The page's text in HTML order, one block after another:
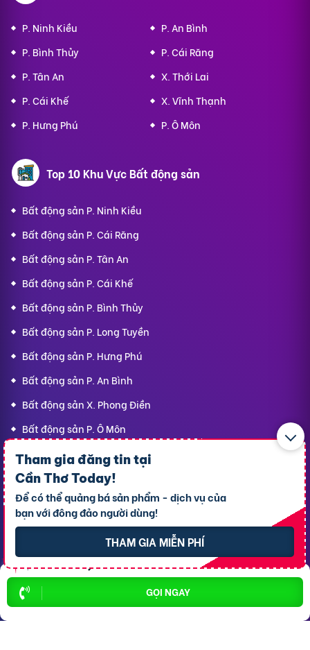
GỌI NGAY
Tham gia đăng tin tại
Cần Thơ Today!
Để có thể quảng bá sản phẩm - dịch vụ của
bạn với đông đảo người dùng!
THAM GIA MIỄN PHÍ
P. Ninh Kiều
P. An Bình
P. Bình Thủy
P. Cái Răng
P. Tân An
X. Thới Lai
P. Cái Khế
X. Vĩnh Thạnh
P. Hưng Phú
P. Ô Môn
Top 10 Khu Vực Bất động sản
Bất động sản P. Ninh Kiều
Bất động sản P. Cái Răng
Bất động sản P. Tân An
Bất động sản P. Cái Khế
Bất động sản P. Bình Thủy
Bất động sản P. Long Tuyền
Bất động sản P. Hưng Phú
Bất động sản P. An Bình
Bất động sản X. Phong Điền
Bất động sản P. Ô Môn
Dịch vụ
thông dụng
Cho thuê xe ôtô
Cho thuê phòng trọ
Xe tải chở thuê
Homestay
khách hàng
Giới thiệu
Thông báo
Bảng giá dịch vụ